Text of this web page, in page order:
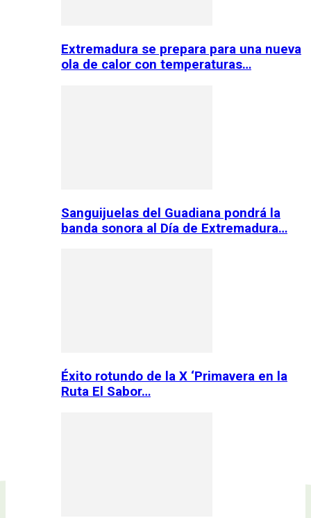
Extremadura se prepara para una nueva
ola de calor con temperaturas…
Sanguijuelas del Guadiana pondrá la
banda sonora al Día de Extremadura…
Éxito rotundo de la X ‘Primavera en la
Ruta El Sabor…